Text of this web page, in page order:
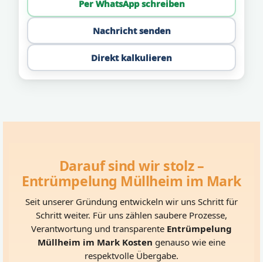
Per WhatsApp schreiben
Nachricht senden
Direkt kalkulieren
Darauf sind wir stolz –
Entrümpelung Müllheim im Mark
Seit unserer Gründung entwickeln wir uns Schritt für
Schritt weiter. Für uns zählen saubere Prozesse,
Verantwortung und transparente Entrümpelung
Müllheim im Mark Kosten genauso wie eine
respektvolle Übergabe.